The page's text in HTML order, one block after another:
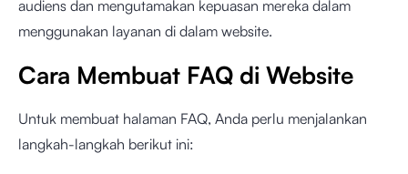
audiens dan mengutamakan kepuasan mereka dalam
menggunakan layanan di dalam website.
Cara Membuat FAQ di Website
Untuk membuat halaman FAQ, Anda perlu menjalankan
langkah-langkah berikut ini: